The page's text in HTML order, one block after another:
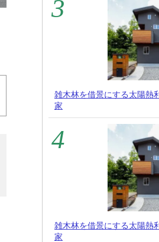
雑木林を借景にする太陽熱
家
雑木林を借景にする太陽熱
家